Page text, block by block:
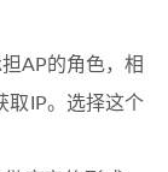
AP的角色，相
取IP。选择这个